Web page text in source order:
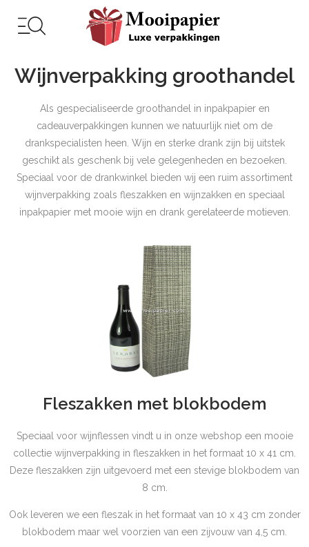
Wijnverpakking groothandel
Als gespecialiseerde groothandel in inpakpapier en
cadeauverpakkingen kunnen we natuurlijk niet om de
drankspecialisten heen. Wijn en sterke drank zijn bij uitstek
geschikt als geschenk bij vele gelegenheden en bezoeken.
Speciaal voor de drankwinkel bieden wij een ruim assortiment
wijnverpakking zoals fleszakken en wijnzakken en speciaal
inpakpapier met mooie wijn en drank gerelateerde motieven.
Fleszakken met blokbodem
Speciaal voor wijnflessen vindt u in onze webshop een mooie
collectie wijnverpakking in fleszakken in het formaat 10 x 41 cm.
Deze fleszakken zijn uitgevoerd met een stevige blokbodem van
8 cm.
Ook leveren we een fleszak in het formaat van 10 x 43 cm zonder
blokbodem maar wel voorzien van een zijvouw van 4,5 cm.